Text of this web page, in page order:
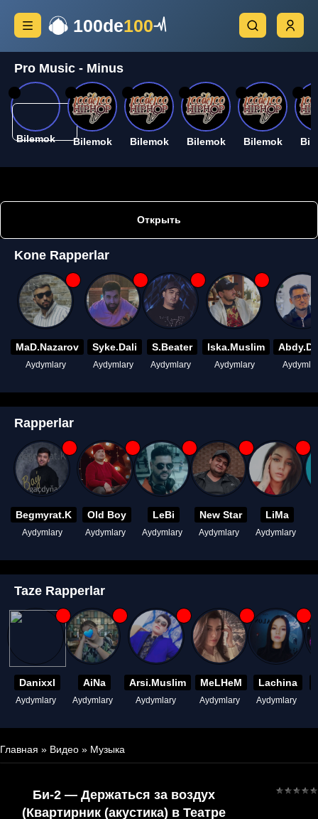
100de100
Pro Music - Minus
Bilemok Bilemok Bilemok Bilemok Bilemok
Открыть
Kone Rapperlar
MaD.Nazarov
Aydymlary
Syke.Dali
Aydymlary
S.Beater
Aydymlary
Iska.Muslim
Aydymlary
Rapperlar
Begmyrat.K
Aydymlary
Old Boy
Aydymlary
LeBi
Aydymlary
New Star
Aydymlary
LiMa
Aydymlary
Taze Rapperlar
Danixxl
Aydymlary
AiNa
Aydymlary
Arsi.Muslim
Aydymlary
MeLHeM
Aydymlary
Lachina
Aydymlary
Главная » Видео » Музыка
Би-2 — Держаться за воздух
(Квартирник (акустика) в Театре